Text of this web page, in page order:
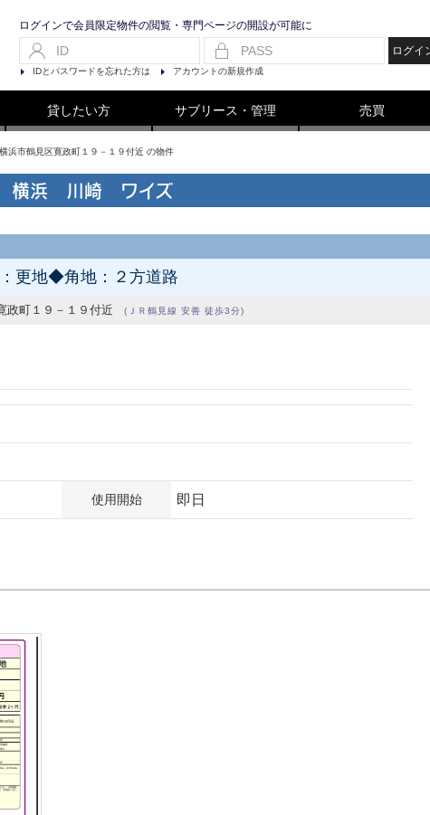
ログインで会員限定物件の閲覧・専門ページの開設が可能に
ログイ
IDとパスワードを忘れた方は アカウントの新規作成
貸したい方 サブリース・管理 売買
浜市鶴見区寛政町１９－１９付近 の物件
浜 川崎 ワイズ
更地◆角地：２方道路
政町１９－１９付近 (ＪＲ鶴見線 安善 徒歩3分)
使用開始 即日